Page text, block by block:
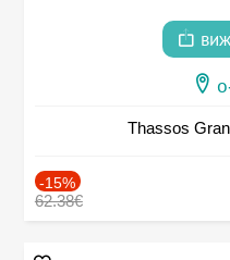
Thassos
-15%
62.38€